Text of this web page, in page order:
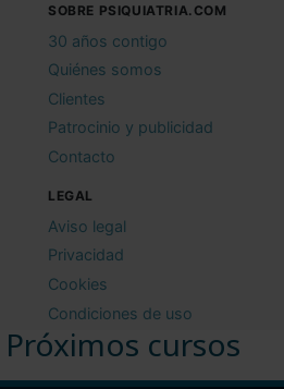
Próximos cursos
SOBRE PSIQUIATRIA.COM
30 años contigo
Quiénes somos
Clientes
Patrocinio y publicidad
Contacto
LEGAL
Aviso legal
Privacidad
Cookies
Condiciones de uso